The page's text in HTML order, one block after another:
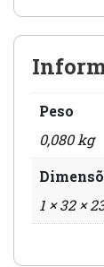
Peso
0,080 kg
1 × 32 ×